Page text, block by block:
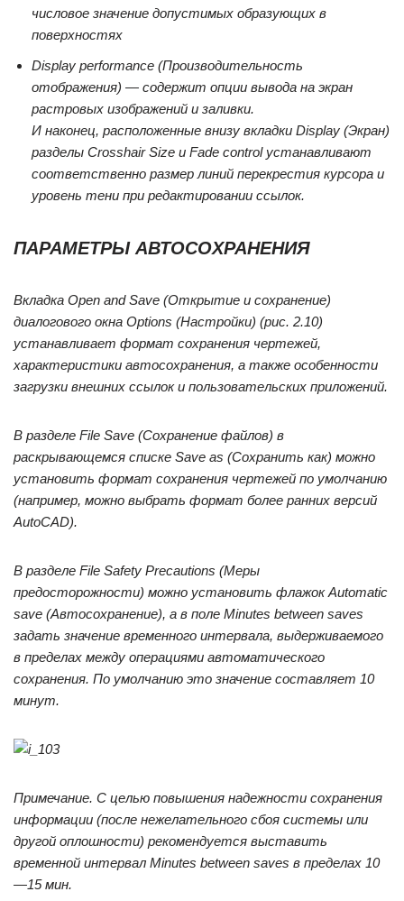
числовое значение допустимых образующих в
поверхностях
Display performance (Производительность
отображения) — содержит опции вывода на экран
растровых изображений и заливки.
И наконец, расположенные внизу вкладки Display (Экран)
разделы Crosshair Size и Fade controlустанавливают
соответственно размер линий перекрестия курсора и
уровень тени при редактировании ссылок.
ПАРАМЕТРЫ АВТОСОХРАНЕНИЯ
Вкладка Open and Save (Открытие и сохранение)
диалогового окна Options (Настройки) (рис. 2.10)
устанавливает формат сохранения чертежей,
характеристики автосохранения, а также особенности
загрузки внешних ссылок и пользовательских приложений.
В разделе File Save (Сохранение файлов) в
раскрывающемся списке Save as (Сохранить как) можно
установить формат сохранения чертежей по умолчанию
(например, можно выбрать формат более ранних версий
AutoCAD).
В разделе File Safety Precautions (Меры
предосторожности) можно установить флажокAutomatic
save (Автосохранение), а в поле Minutes between saves
задать значение временного интервала, выдерживаемого
в пределах между операциями автоматического
сохранения. По умолчанию это значение составляет 10
минут.
Примечание. С целью повышения надежности сохранения
информации (после нежелательного сбоя системы или
другой оплошности) рекомендуется выставить
временной интервал Minutes between saves в пределах 10
—15 мин.